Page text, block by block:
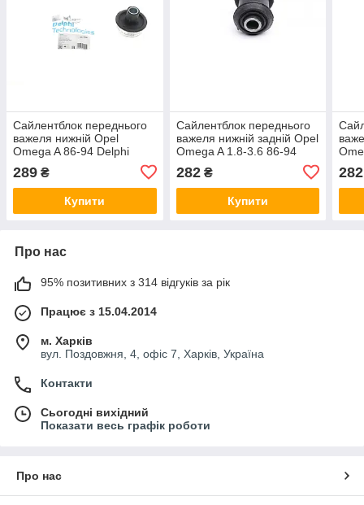
Сайлентблок переднього
важеля нижній Opel
Omega A 86-94 Delphi
289 ₴
Купити
Сайлентблок переднього
важеля нижній задній Opel
Omega A 1.8-3.6 86-94
282₴
Купити
282
Про нас
95% позитивних з 314 відгуків за рік
Працює з 15.04.2014
м. Харків
вул. Поздовжня, 4, офіс 7, Харків, Україна
Контакти
Сьогодні вихідний
Показати весь графік роботи
Про нас